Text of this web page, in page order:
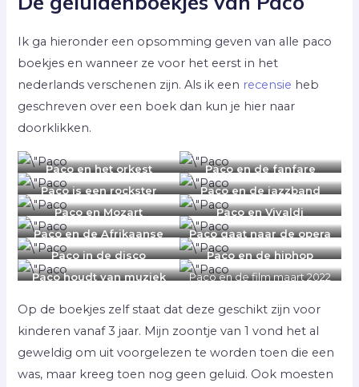
Ik ga hieronder een opsomming geven van alle paco
boekjes en wanneer ze voor het eerst in het
nederlands verschenen zijn. Als ik een recensie heb
geschreven over een boek dan kun je hier naar
doorklikken.
Paco en het orkest
augustus 2015
Paco en de fanfare
augustus 2015
Paco is een rockster
augustus 2016
Paco en de jazzband
augustus 2016
Paco en Mozart
februari 2017
Paco en Vivaldi
februari 2017
Paco en de Afrikaanse
muziek
maart 2018
Paco gaat naar de opera
maart 2018
Paco in de disco
maart 2019
Paco en de hiphop
maart 2020
Paco houdt van muziek
Paco en de film maart 2022
Op de boekjes zelf staat dat deze geschikt zijn voor
kinderen vanaf 3 jaar. Mijn zoontje van 1 vond het al
geweldig om uit voorgelezen te worden toen die een
was, maar kreeg toen nog geen geluid. Ook moesten